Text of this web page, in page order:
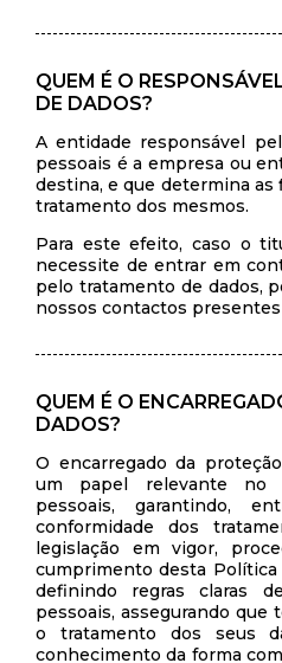
QUEM É O
DE DADOS?
A entidade responsável
pessoais é a empresa ou
destina, e que determina as
tratamento dos mesmos.
Para este efeito, caso o
necessite de entrar em
pelo tratamento de dados,
nossos contactos
QUEM É O
DADOS?
O encarregado da
um papel relevante no
pessoais, garantindo,
conformidade dos
legislação em vigor,
cumprimento desta
definindo regras claras
pessoais, assegurando
o tratamento dos seus
conhecimento da forma